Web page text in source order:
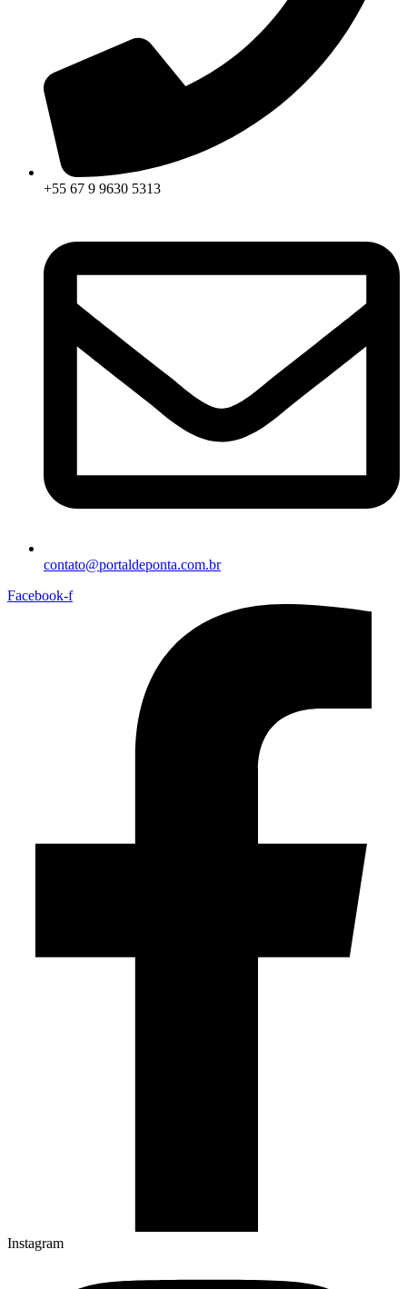
+55 67 9 9630 5313
contato@portaldeponta.com.br
Facebook-f
Instagram